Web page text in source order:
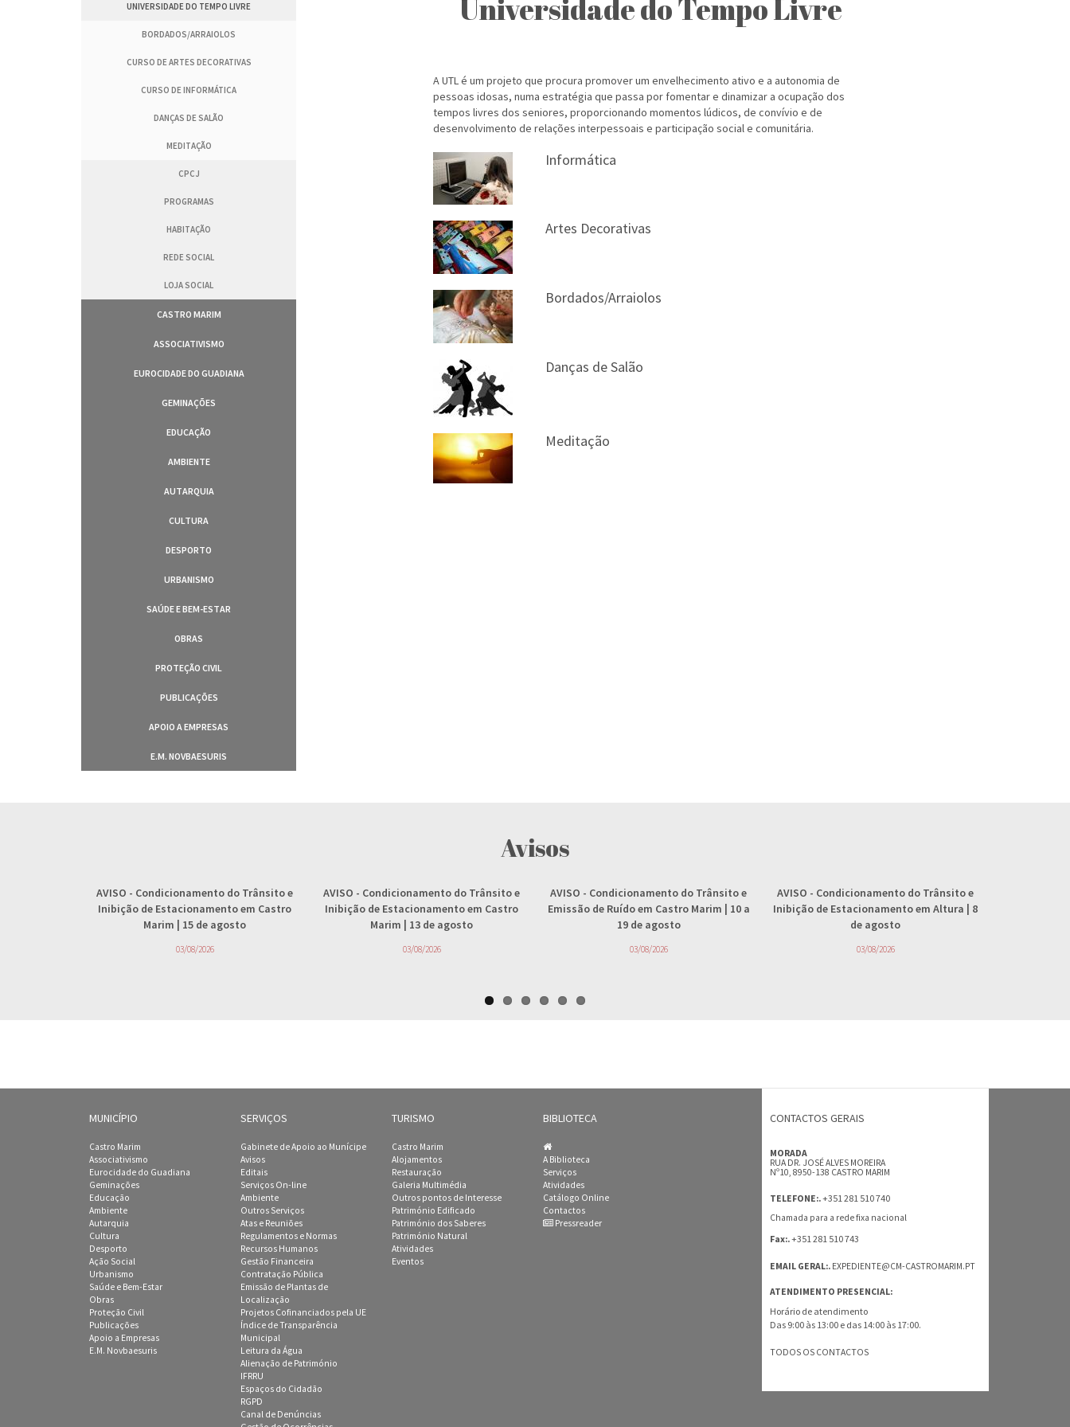
UNIVERSIDADE DO TEMPO LIVRE
BORDADOS/ARRAIOLOS
CURSO DE ARTES DECORATIVAS
CURSO DE INFORMÁTICA
DANÇAS DE SALÃO
MEDITAÇÃO
CPCJ
PROGRAMAS
HABITAÇÃO
REDE SOCIAL
LOJA SOCIAL
CASTRO MARIM
ASSOCIATIVISMO
EUROCIDADE DO GUADIANA
GEMINAÇÕES
EDUCAÇÃO
AMBIENTE
AUTARQUIA
CULTURA
DESPORTO
URBANISMO
SAÚDE E BEM-ESTAR
OBRAS
PROTEÇÃO CIVIL
PUBLICAÇÕES
APOIO A EMPRESAS
E.M. NOVBAESURIS
Universidade do Tempo Livre
A UTL é um projeto que procura promover um envelhecimento ativo e a autonomia de
pessoas idosas, numa estratégia que passa por fomentar e dinamizar a ocupação dos
tempos livres dos seniores, proporcionando momentos lúdicos, de convívio e de
desenvolvimento de relações interpessoais e participação social e comunitária.
Informática
Artes Decorativas
Bordados/Arraiolos
Danças de Salão
Meditação
Avisos
AVISO - Condicionamento do Trânsito e
Inibição de Estacionamento em Castro
Marim | 15 de agosto
03/08/2026
AVISO - Condicionamento do Trânsito e
Inibição de Estacionamento em Castro
Marim | 13 de agosto
03/08/2026
AVISO - Condicionamento do Trânsito e
Emissão de Ruído em Castro Marim | 10 a
19 de agosto
03/08/2026
AVISO - Condicionamento do Trânsito e
Inibição de Estacionamento em Altura | 8
de agosto
03/08/2026
MUNICÍPIO
Castro Marim
Associativismo
Eurocidade do Guadiana
Geminações
Educação
Ambiente
Autarquia
Cultura
Desporto
Ação Social
Urbanismo
Saúde e Bem-Estar
Obras
Proteção Civil
Publicações
Apoio a Empresas
E.M. Novbaesuris
SERVIÇOS
Gabinete de Apoio ao Munícipe
Avisos
Editais
Serviços On-line
Ambiente
Outros Serviços
Atas e Reuniões
Regulamentos e Normas
Recursos Humanos
Gestão Financeira
Contratação Pública
Emissão de Plantas de
Localização
Projetos Cofinanciados pela UE
Índice de Transparência
Municipal
Leitura da Água
Alienação de Património
IFRRU
Espaços do Cidadão
RGPD
Canal de Denúncias
TURISMO
Castro Marim
Alojamentos
Restauração
Galeria Multimédia
Outros pontos de Interesse
Património Edificado
Património dos Saberes
Património Natural
Atividades
Eventos
BIBLIOTECA
A Biblioteca
Serviços
Atividades
Catálogo Online
Contactos
Pressreader
CONTACTOS GERAIS
MORADA
RUA DR. JOSÉ ALVES MOREIRA
Nº10, 8950-138 CASTRO MARIM
TELEFONE:.+351 281 510 740
Chamada para a rede fixa nacional
Fax:.+351 281 510 743
EMAIL GERAL:. EXPEDIENTE@CM-CASTROMARIM.PT
ATENDIMENTO PRESENCIAL:
Horário de atendimento
Das 9:00 às 13:00 e das 14:00 às 17:00.
TODOS OS CONTACTOS